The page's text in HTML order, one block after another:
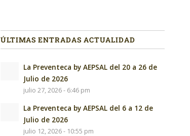
ÚLTIMAS ENTRADAS ACTUALIDAD
La Preventeca by AEPSAL del 20 a 26 de
Julio de 2026
julio 27, 2026 - 6:46 pm
La Preventeca by AEPSAL del 6 a 12 de
Julio de 2026
julio 12, 2026 - 10:55 pm